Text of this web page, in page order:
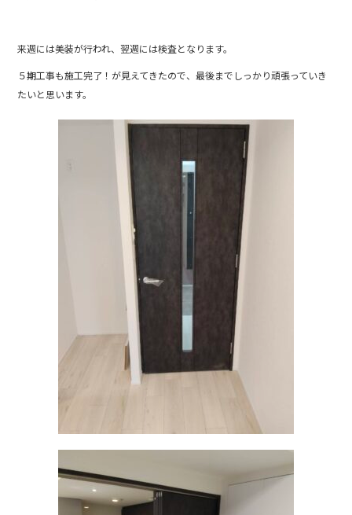
来週には美装が行われ、翌週には検査となります。
５期工事も施工完了！が見えてきたので、最後までしっかり頑張っていき
たいと思います。